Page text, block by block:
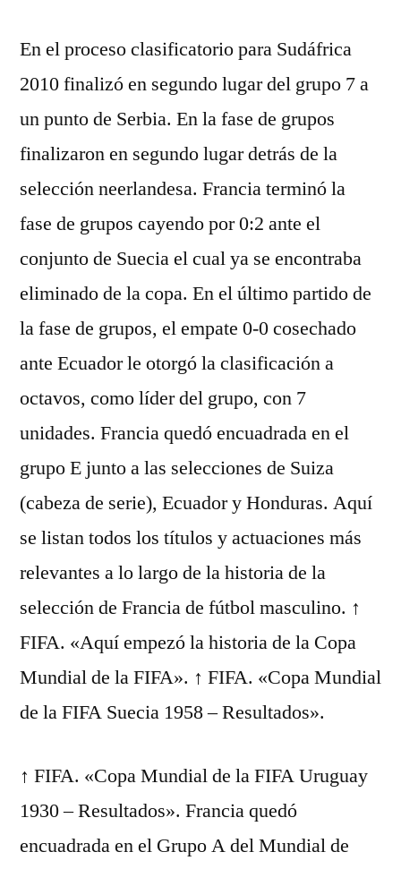
En el proceso clasificatorio para Sudáfrica
2010 finalizó en segundo lugar del grupo 7 a
un punto de Serbia. En la fase de grupos
finalizaron en segundo lugar detrás de la
selección neerlandesa. Francia terminó la
fase de grupos cayendo por 0:2 ante el
conjunto de Suecia el cual ya se encontraba
eliminado de la copa. En el último partido de
la fase de grupos, el empate 0-0 cosechado
ante Ecuador le otorgó la clasificación a
octavos, como líder del grupo, con 7
unidades. Francia quedó encuadrada en el
grupo E junto a las selecciones de Suiza
(cabeza de serie), Ecuador y Honduras. Aquí
se listan todos los títulos y actuaciones más
relevantes a lo largo de la historia de la
selección de Francia de fútbol masculino. ↑
FIFA. «Aquí empezó la historia de la Copa
Mundial de la FIFA». ↑ FIFA. «Copa Mundial
de la FIFA Suecia 1958 – Resultados».
↑ FIFA. «Copa Mundial de la FIFA Uruguay
1930 – Resultados». Francia quedó
encuadrada en el Grupo A del Mundial de